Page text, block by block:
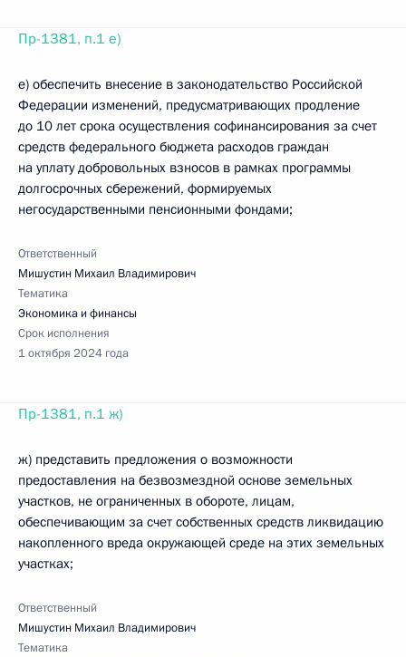
Пр-1381, п.1 е)
е) обеспечить внесение в законодательство Российской
Федерации изменений, предусматривающих продление
до 10 лет срока осуществления софинансирования за счет
средств федерального бюджета расходов граждан
на уплату добровольных взносов в рамках программы
долгосрочных сбережений, формируемых
негосударственными пенсионными фондами;
Ответственный
Мишустин Михаил Владимирович
Тематика
Экономика и финансы
Срок исполнения
1 октября 2024 года
Пр-1381, п.1 ж)
ж) представить предложения о возможности
предоставления на безвозмездной основе земельных
участков, не ограниченных в обороте, лицам,
обеспечивающим за счет собственных средств ликвидацию
накопленного вреда окружающей среде на этих земельных
участках;
Ответственный
Мишустин Михаил Владимирович
Тематика